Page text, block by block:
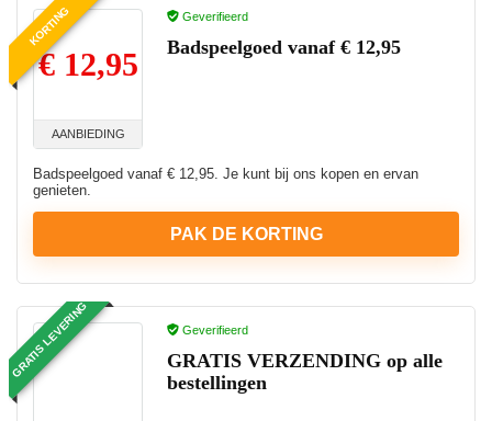
KORTING
€ 12,95
AANBIEDING
Geverifieerd
Badspeelgoed vanaf € 12,95
Badspeelgoed vanaf € 12,95. Je kunt bij ons kopen en ervan
genieten.
PAK DE KORTING
GRATIS LEVERING Geverifieerd
GRATIS VERZENDING op alle
bestellingen